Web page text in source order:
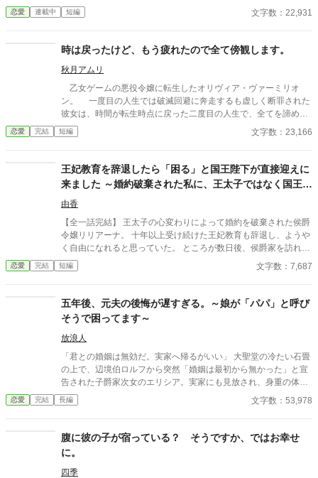
「騒げば恥をかくのはあなたよ」と微笑むし、お客さまたちは見
て見ぬふり。まあ、皆さまそろって、なし崩しにするおつもりで
だけでは成立しませんのよ。婚姻誓約書に夫婦双方が署名し、三
日以内に神殿へ納めて、はじめて夫婦。 ――そしてわたくし、ま
だ署名しておりませんの。 既成事実は、事実ではございませんの
よ。
恋愛 連載中 短編 文字数：22,931
時は戻ったけど、もう疲れたので全て傍観します。
秋月アムリ
乙女ゲームの悪役令嬢に転生したオリヴィア・ヴァーミリオ
ン。 一度目の人生では破滅回避に奔走するも虚しく断罪された
彼女は、時間が転生時点に戻った二度目の人生で、全てを諦めて
いた。 もう疲れた。どうせ無駄なら、せめて断罪の日まで穏や
かに眠って過ごしたい──そう願い、積極的に引きこもり傍観を決
者・セドリック王子が、なぜか彼女に献身的な優しさを見せ、
「今度こそ、私が君を守る」と誓うのだ。 運命に抗う気力さえ
失った令嬢が、思いがけない波乱に巻き込まれていく。全てを諦
めたはずの人生で、彼女を待ち受ける未来とは──
恋愛 完結 短編 文字数：23,166
王妃教育を辞退したら「困る」と国王陛下が直接迎えに
来ました ～婚約破棄された私に、王太子ではなく国王陛
下が求婚してきます〜
由香
【全一話完結】 王太子の心変わりによって婚約を破棄された侯爵
令嬢リリアーナ。 十年以上受け続けた王妃教育も辞退し、ようや
く自由になれると思っていた。 ところが数日後、侯爵家を訪れた
のは国王陛下本人。 「王妃教育を辞退されると困る。私の妃にな
ってほしい」 努力を踏みにじった王太子はすべてを失い、選ばれ
れながら、世界一幸せな王妃になるまでの逆転ラブストーリー。
恋愛 完結 短編 文字数：7,687
五年後、元夫の後悔が遅すぎる。～娘が「パパ」と呼び
そうで困ってます～
放浪人
「君との婚姻は無効だ。実家へ帰るがいい」 大聖堂の冷たい石畳
の上で、辺境伯ロルフから突然「婚姻は最初から無かった」と宣
告された子爵家次女のエリシア。実家にも見放され、身重の体で
王都の旧市街へ追放された彼女は、絶望のどん底で愛娘クララを
出産する。 生き抜くために針と糸を握ったエリシアは、持ち前の
として立ち上がる。施しではなく「仕事」として正当な対価を払
い、決して土足で踏み込んでこない救恤院の監督官リュシアンの
温かい優しさに触れエリシアは少しずつ人間らしい心と笑顔を取
り戻していった。 しかし五年後。辺境を襲った疫病を救うための
恋愛 完結 長編 文字数：53,978
腹に彼の子が宿っている？ そうですか、ではお幸せ
に。
四季